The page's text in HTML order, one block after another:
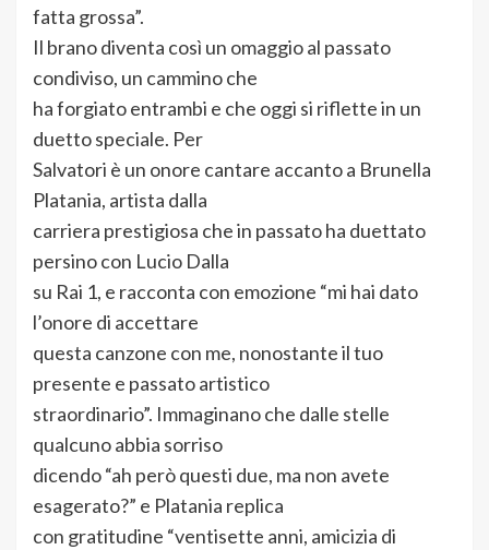
fatta grossa”.
Il brano diventa così un omaggio al passato
condiviso, un cammino che
ha forgiato entrambi e che oggi si riflette in un
duetto speciale. Per
Salvatori è un onore cantare accanto a Brunella
Platania, artista dalla
carriera prestigiosa che in passato ha duettato
persino con Lucio Dalla
su Rai 1, e racconta con emozione “mi hai dato
l’onore di accettare
questa canzone con me, nonostante il tuo
presente e passato artistico
straordinario”. Immaginano che dalle stelle
qualcuno abbia sorriso
dicendo “ah però questi due, ma non avete
esagerato?” e Platania replica
con gratitudine “ventisette anni, amicizia di